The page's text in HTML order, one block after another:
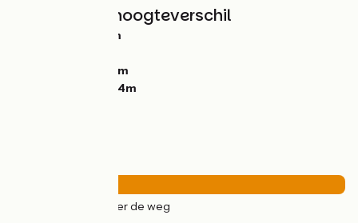
Hellingen en hoogteverschil
268m
63m
174m
(100%) Over de weg